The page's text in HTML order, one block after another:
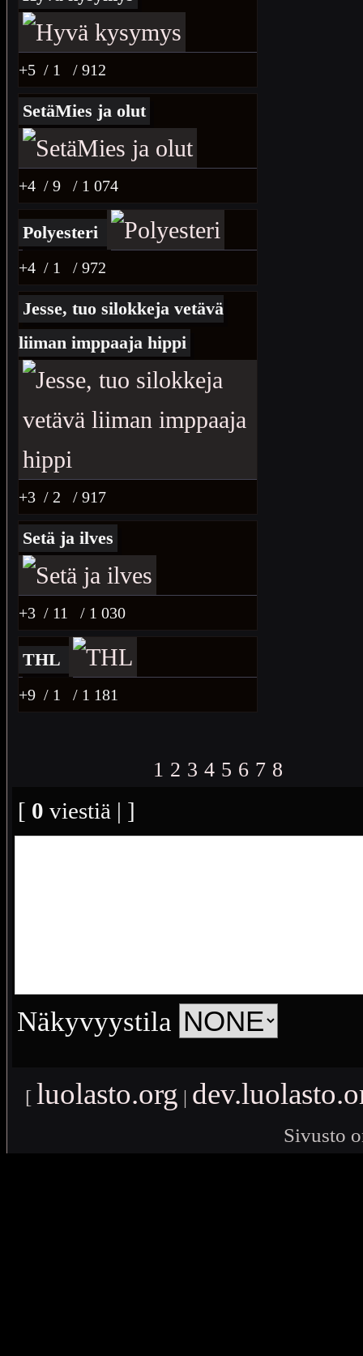
+5 / 1 / 912
SetäMies ja olut
+4 / 9 / 1 074
Polyesteri
+4 / 1 / 972
Jesse, tuo silokkeja vetävä
liiman imppaaja hippi
+3 / 2 / 917
Setä ja ilves
+3 / 11 / 1 030
THL
+9 / 1 / 1 181
1 2 3 4 5 6 7 8
[ 0 viestiä | ]
Näkyvyystila
[ luolasto.org |
Sivusto